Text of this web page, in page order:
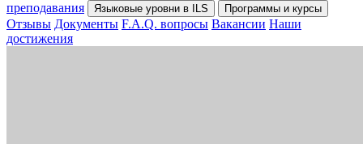
преподавания
Языковые уровни в ILS Программы и курсы
Отзывы Документы F.A.Q. вопросы Вакансии Наши
достижения